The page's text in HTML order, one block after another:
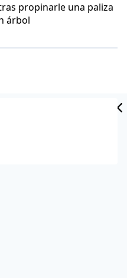
propinarle una paliza
árbol
aunque las